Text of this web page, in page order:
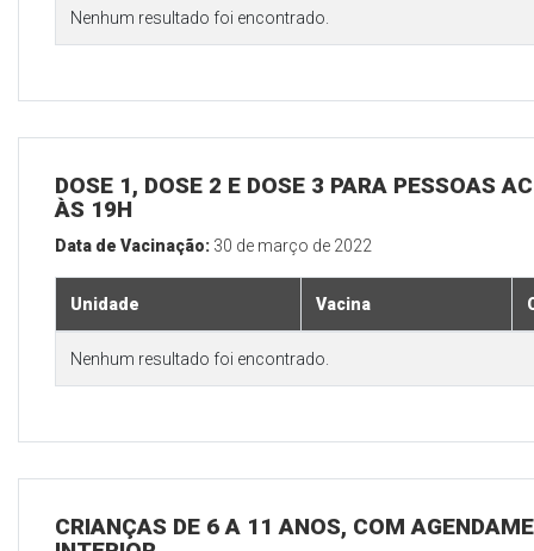
Nenhum resultado foi encontrado.
DOSE 1, DOSE 2 E DOSE 3 PARA PESSOAS
ÀS 19H
Data de Vacinação: 30 de março de 2022
Unidade Vacina
Nenhum resultado foi encontrado.
CRIANÇAS DE 6 A 11 ANOS, COM